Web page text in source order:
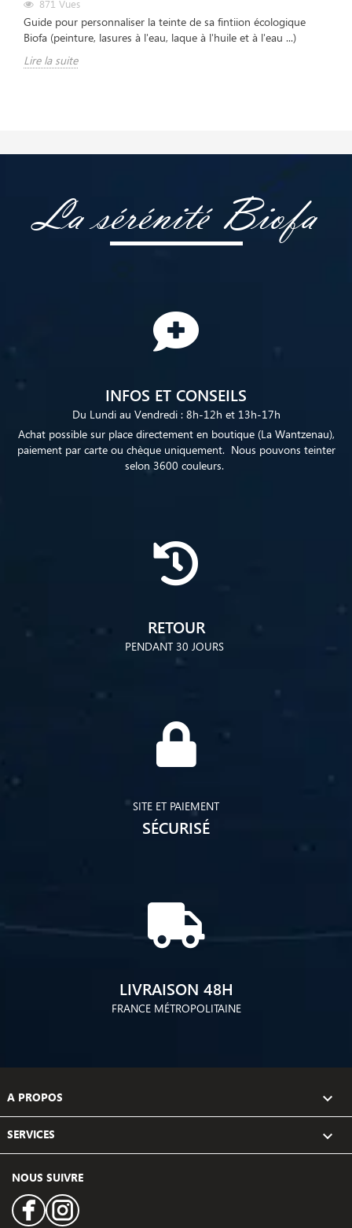
871 Vues
Guide pour personnaliser la teinte de sa fintiion écologique
Biofa (peinture, lasures à l'eau, laque à l'huile et à l'eau ...)
Lire la suite
La sérénité Biofa
INFOS ET CONSEILS
Du Lundi au Vendredi : 8h-12h et 13h-17h
Achat possible sur place directement en boutique (La Wantzenau),
paiement par carte ou chèque uniquement. Nous pouvons teinter
selon 3600 couleurs.
RETOUR
PENDANT 30 JOURS
SITE ET PAIEMENT
SÉCURISÉ
LIVRAISON 48H
FRANCE MÉTROPOLITAINE
A PROPOS 
SERVICES 
NOUS SUIVRE
FacebookInstagram